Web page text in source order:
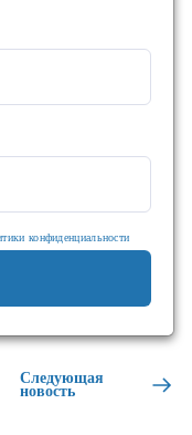
конфиденциальности
Следующая
новость